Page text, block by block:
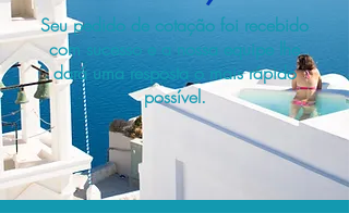
Seu pedido de cotação foi recebido
com sucesso e a nossa equipe lhe
dará uma resposta o mais rápido
possível.